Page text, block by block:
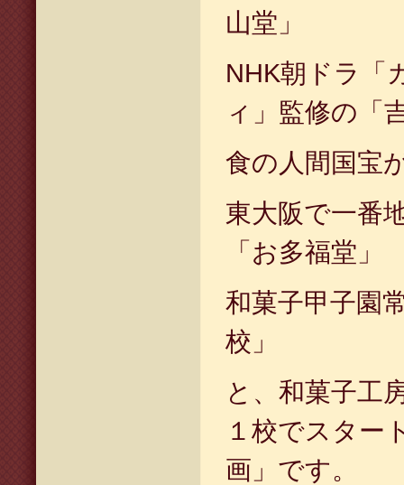
山堂」
NHK朝ドラ「
ィ」監修の「
食の人間国宝
東大阪で一番
「お多福堂」
和菓子甲子園
校」
と、和菓子工
１校でスター
画」です。